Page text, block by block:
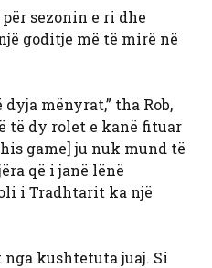
sezonin e ri dhe
goditje më të mirë në
mënyrat,” tha Rob,
të dy rolet e kanë fituar
game] ju nuk mund të
që i janë lënë
i Tradhtarit ka një
nga kushtetuta juaj. Si